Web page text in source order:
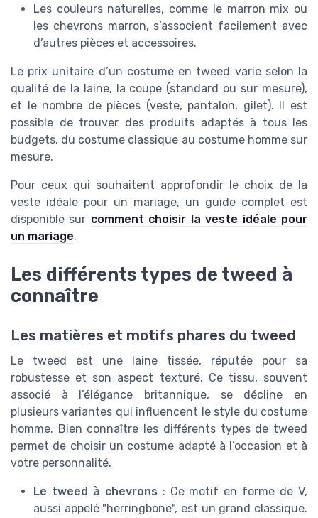
Les couleurs naturelles, comme le marron mix ou
les chevrons marron, s’associent facilement avec
d’autres pièces et accessoires.
Le prix unitaire d’un costume en tweed varie selon la
qualité de la laine, la coupe (standard ou sur mesure),
et le nombre de pièces (veste, pantalon, gilet). Il est
possible de trouver des produits adaptés à tous les
budgets, du costume classique au costume homme sur
mesure.
Pour ceux qui souhaitent approfondir le choix de la
veste idéale pour un mariage, un guide complet est
disponible sur comment choisir la veste idéale pour
un mariage.
Les différents types de tweed à
connaître
Les matières et motifs phares du tweed
Le tweed est une laine tissée, réputée pour sa
robustesse et son aspect texturé. Ce tissu, souvent
associé à l’élégance britannique, se décline en
plusieurs variantes qui influencent le style du costume
homme. Bien connaître les différents types de tweed
permet de choisir un costume adapté à l’occasion et à
votre personnalité.
Le tweed à chevrons : Ce motif en forme de V,
aussi appelé "herringbone", est un grand classique.